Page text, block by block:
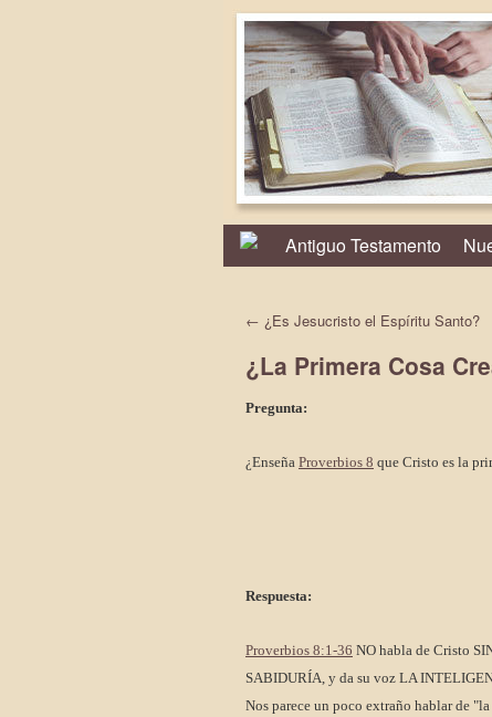
Antiguo Testamento
← ¿Es Jesucristo el Espíritu Santo?
¿La Primera Cosa
Pregunta:
¿Enseña Proverbios 8 que Cristo es la
Respuesta:
Proverbios 8:1-36 NO habla de Cristo
SABIDURÍA, y da su voz LA
Nos parece un poco extraño hablar de